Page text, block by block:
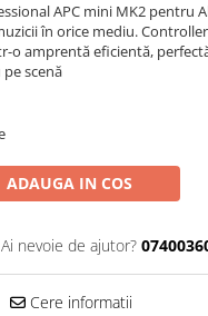
APC mini MK2 pentru
în orice mediu.
o amprentă eficientă,
scenă
ADAUGA IN COS
Ai nevoie de ajutor?
Cere informatii